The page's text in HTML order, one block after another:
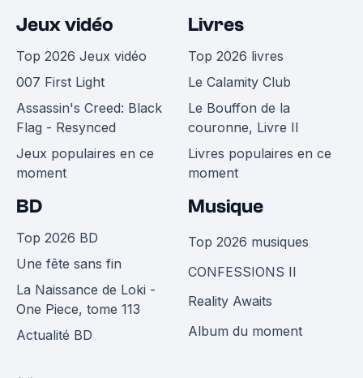
Jeux vidéo
Top 2026 Jeux vidéo
007 First Light
Assassin's Creed: Black
Flag - Resynced
Jeux populaires en ce
moment
Livres
Top 2026 livres
Le Calamity Club
Le Bouffon de la
couronne, Livre II
Livres populaires en ce
moment
BD
Top 2026 BD
Une fête sans fin
La Naissance de Loki -
One Piece, tome 113
Actualité BD
Musique
Top 2026 musiques
CONFESSIONS II
Reality Awaits
Album du moment